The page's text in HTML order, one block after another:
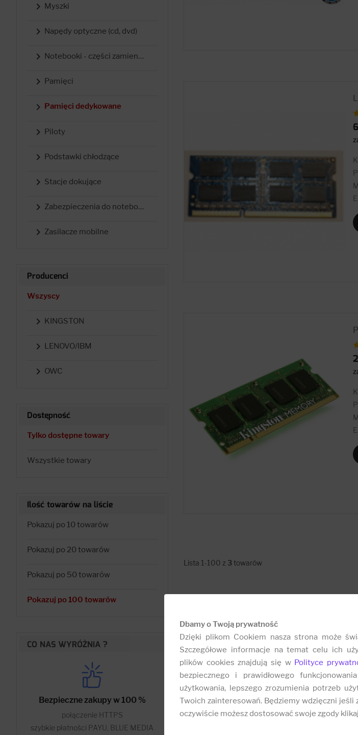
 Myszki
 Napędy optyczne (cd, dvd)
 Notebooki - części zamienne
 Pamięci
 Pamięci dedykowane
 Piloty
 Podstawki chłodzące
 Stacje dokujące
 Zabezpieczenia do notebooków
 Zasilacze mobilne
Producenci
Wszyscy
 KINGSTON
 LENOVO/IBM
 OWC
Dostępność
Tylko dostępne towary
Wszystkie towary
Ilość towarów na liście
Pokazuj po 10 towarów
Pokazuj po 20 towarów
Pokazuj po 50 towarów
Pokazuj po 100 towarów
CO NAS WYRÓŻNIA ?
Bezpieczne zakupy w 100 %
połączenie HTTPS
szybkie płatności PAYU, BLUE MEDIA
Lista 1-100 z 3towarów
Dbamy o Twoją prywatność
Dzięki plikom Cookiem nasza strona może
Szczegółowe informacje na temat celu ich
plików cookies znajdują się w Polityce
bezpiecznego i prawidłowego
użytkowania, lepszego zrozumienia potrzeb
Twoich zainteresowań. Będziemy wdzięczni
oczywiście możesz dostosować swoje zgody